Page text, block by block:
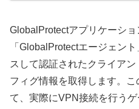
GlobalProtectアプリケーショ
「GlobalProtectエージェン
スして認証されたクライア
フィグ情報を取得します。
て、実際にVPN接続を行う